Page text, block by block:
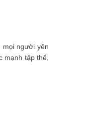
mọi người yên
mạnh tập thể,